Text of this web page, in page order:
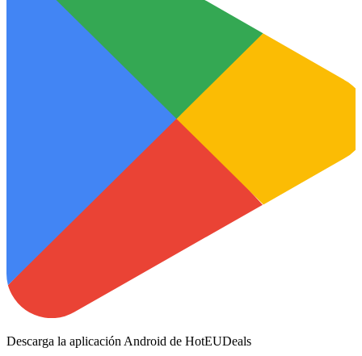
Descarga la aplicación Android de HotEUDeals